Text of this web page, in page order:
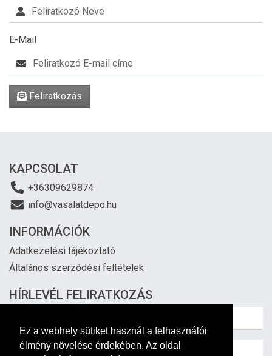
Ez a webhely sütiket használ a felhasználói
élmény növelése érdekében. Az oldal
E-Mail
Feliratkozás
KAPCSOLAT
+36309629874
info@vasalatdepo.hu
INFORMÁCIÓK
Adatkezelési tájékoztató
Általános szerződési feltételek
HÍRLEVÉL FELIRATKOZÁS